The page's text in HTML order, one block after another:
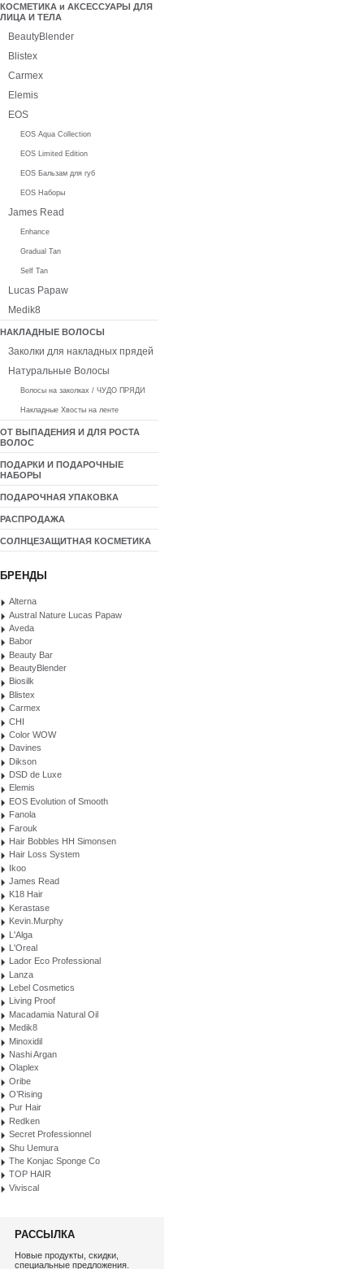
КОСМЕТИКА и АКСЕССУАРЫ ДЛЯ
ЛИЦА И ТЕЛА
BeautyBlender
Blistex
Carmex
Elemis
EOS
EOS Aqua Collection
EOS Limited Edition
EOS Бальзам для губ
EOS Наборы
James Read
Enhance
Gradual Tan
Self Tan
Lucas Papaw
Medik8
НАКЛАДНЫЕ ВОЛОСЫ
Заколки для накладных прядей
Натуральные Волосы
Волосы на заколках / ЧУДО ПРЯДИ
Накладные Хвосты на ленте
ОТ ВЫПАДЕНИЯ И ДЛЯ РОСТА
ВОЛОС
ПОДАРКИ И ПОДАРОЧНЫЕ
НАБОРЫ
ПОДАРОЧНАЯ УПАКОВКА
РАСПРОДАЖА
СОЛНЦЕЗАЩИТНАЯ КОСМЕТИКА
БРЕНДЫ
Alterna
Austral Nature Lucas Papaw
Aveda
Babor
Beauty Bar
BeautyBlender
Biosilk
Blistex
Carmex
CHI
Color WOW
Davines
Dikson
DSD de Luxe
Elemis
EOS Evolution of Smooth
Fanola
Farouk
Hair Bobbles HH Simonsen
Hair Loss System
Ikoo
James Read
K18 Hair
Kerastase
Kevin.Murphy
L'Alga
L'Oreal
Lador Eco Professional
Lanza
Lebel Cosmetics
Living Proof
Macadamia Natural Oil
Medik8
Minoxidil
Nashi Argan
Olaplex
Oribe
O’Rising
Pur Hair
Redken
Secret Professionnel
Shu Uemura
The Konjac Sponge Co
TOP HAIR
Viviscal
РАССЫЛКА
Новые продукты, скидки,
специальные предложения.